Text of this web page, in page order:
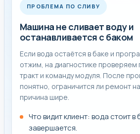
ПРОБЛЕМА ПО СЛИВУ
Машина не сливает воду и
останавливается с баком
Если вода остаётся в баке и
отжим, на диагностике проверяем
тракт и команду модуля. После
понятно, ограничится ли ремонт
причина шире.
Что видит клиент: вода стоит в
завершается.